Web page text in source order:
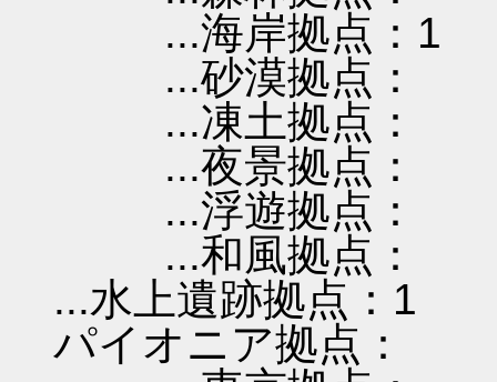
...海岸拠点：1
...砂漠拠点：
...凍土拠点：
...夜景拠点：
...浮遊拠点：
...和風拠点：
...水上遺跡拠点：1
パイオニア拠点：